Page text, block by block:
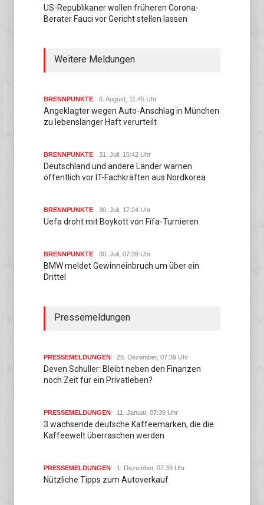
US-Republikaner wollen früheren Corona-
Berater Fauci vor Gericht stellen lassen
Weitere Meldungen
BRENNPUNKTE 6. August, 11:45 Uhr
Angeklagter wegen Auto-Anschlag in München
zu lebenslanger Haft verurteilt
BRENNPUNKTE 31. Juli, 15:42 Uhr
Deutschland und andere Länder warnen
öffentlich vor IT-Fachkräften aus Nordkorea
BRENNPUNKTE 30. Juli, 17:24 Uhr
Uefa droht mit Boykott von Fifa-Turnieren
BRENNPUNKTE 30. Juli, 07:39 Uhr
BMW meldet Gewinneinbruch um über ein
Drittel
Pressemeldungen
PRESSEMELDUNGEN 28. Dezember, 07:39 Uhr
Deven Schuller: Bleibt neben den Finanzen
noch Zeit für ein Privatleben?
PRESSEMELDUNGEN 11. Januar, 07:39 Uhr
3 wachsende deutsche Kaffeemarken, die die
Kaffeewelt überraschen werden
PRESSEMELDUNGEN 1. Dezember, 07:39 Uhr
Nützliche Tipps zum Autoverkauf